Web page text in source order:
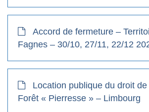
Accord de fermeture –
Fagnes – 30/10, 27/11, 22/12
Location publique du droit
Forêt « Pierresse » – Limbourg